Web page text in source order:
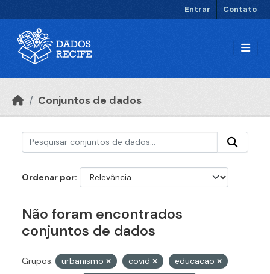
Entrar Contato
Conjuntos de dados
Ordenar por
Não foram encontrados
conjuntos de dados
Grupos: urbanismo covid
educacao